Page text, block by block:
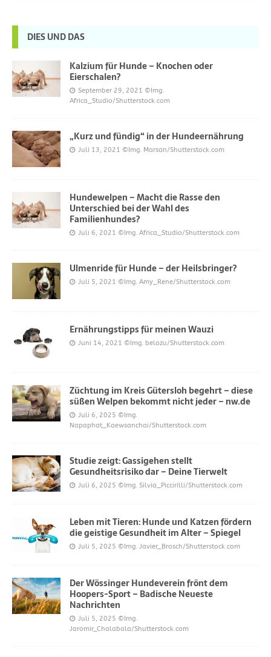
DIES UND DAS
Kalzium für Hunde – Knochen oder
Eierschalen?
September 29, 2021 ©Img.
Africa_Studio/Shutterstock.com
„Kurz und fündig“ in der Hundeernährung
Juli 13, 2021 ©Img. Marsan/Shutterstock.com
Hundewelpen – Macht die Rasse den
Unterschied bei der Wahl des
Familienhundes?
Juli 6, 2021 ©Img. Africa_Studio/Shutterstock.com
Ulmenride für Hunde – der Heilsbringer?
Juli 5, 2021 ©Img. Amy_Rene/Shutterstock.com
Ernährungstipps für meinen Wauzi
Juni 14, 2021 ©Img. belozu/Shutterstock.com
Züchtung im Kreis Gütersloh begehrt – diese
süßen Welpen bekommt nicht jeder – nw.de
Juli 6, 2025 ©Img.
Napaphat_Kaewsanchai/Shutterstock.com
Studie zeigt: Gassigehen stellt
Gesundheitsrisiko dar – Deine Tierwelt
Juli 6, 2025 ©Img. Silvia_Piccirilli/Shutterstock.com
Leben mit Tieren: Hunde und Katzen fördern
die geistige Gesundheit im Alter – Spiegel
Juli 5, 2025 ©Img. Javier_Brosch/Shutterstock.com
Der Wössinger Hundeverein frönt dem
Hoopers-Sport – Badische Neueste
Nachrichten
Juli 5, 2025 ©Img.
Jaromir_Chalabala/Shutterstock.com